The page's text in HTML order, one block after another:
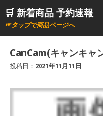
ン🛒 新着商品 予約速報
☞タップで商品ページへ
CanCam(キャンキャ
投稿日： 2021年11月11日